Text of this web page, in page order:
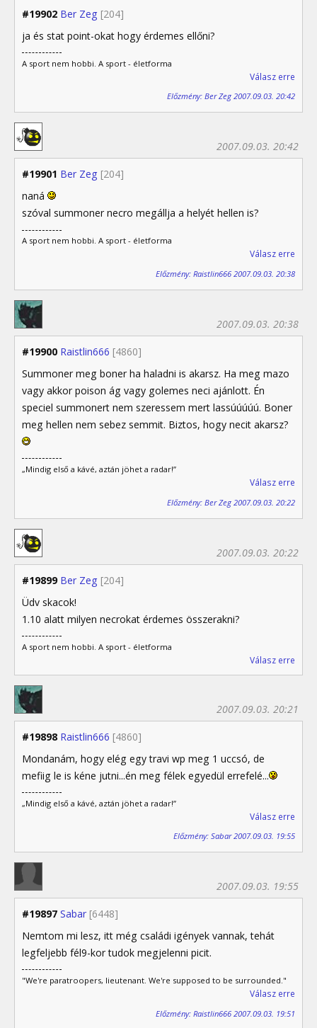
#19902 Ber Zeg [204]
ja és stat point-okat hogy érdemes ellőni?
A sport nem hobbi. A sport - életforma
Válasz erre
Előzmény: Ber Zeg 2007.09.03. 20:42
#19901 Ber Zeg [204]
2007.09.03. 20:42
naná
szóval summoner necro megállja a helyét hellen is?
A sport nem hobbi. A sport - életforma
Válasz erre
Előzmény: Raistlin666 2007.09.03. 20:38
#19900 Raistlin666 [4860]
2007.09.03. 20:38
Summoner meg boner ha haladni is akarsz. Ha meg mazo
vagy akkor poison ág vagy golemes neci ajánlott. Én
speciel summonert nem szeressem mert lassúúúúú. Boner
meg hellen nem sebez semmit. Biztos, hogy necit akarsz?
„Mindig első a kávé, aztán jöhet a radar!”
Válasz erre
Előzmény: Ber Zeg 2007.09.03. 20:22
#19899 Ber Zeg [204]
2007.09.03. 20:22
Üdv skacok!
1.10 alatt milyen necrokat érdemes összerakni?
A sport nem hobbi. A sport - életforma
Válasz erre
#19898 Raistlin666 [4860]
2007.09.03. 20:21
Mondanám, hogy elég egy travi wp meg 1 uccsó, de
mefiig le is kéne jutni...én meg félek egyedül errefelé...
„Mindig első a kávé, aztán jöhet a radar!”
Válasz erre
Előzmény: Sabar 2007.09.03. 19:55
#19897 Sabar [6448]
2007.09.03. 19:55
Nemtom mi lesz, itt még családi igények vannak, tehát
legfeljebb fél9-kor tudok megjelenni picit.
"We're paratroopers, lieutenant. We're supposed to be surrounded."
Válasz erre
Előzmény: Raistlin666 2007.09.03. 19:51